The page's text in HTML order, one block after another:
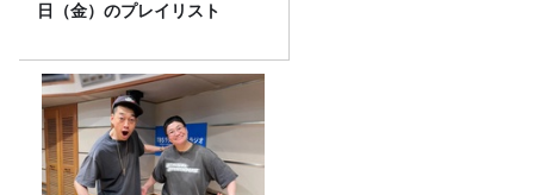
日（金）のプレイリスト